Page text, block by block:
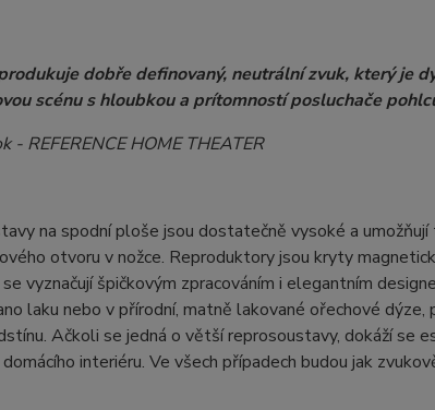
dobře definovaný, neutrální zvuk, který je
scénu s hloubkou a prítomností posluchače
- REFERENCE HOME THEATER
na spodní ploše jsou dostatečně vysoké a
otvoru v nožce. Reproduktory jsou kryty
se vyznačují špičkovým zpracováním i elegantním
laku nebo v přírodní, matně lakované ořechové
Ačkoli se jedná o větší reprosoustavy, dokáží se
interiéru. Ve všech případech budou jak